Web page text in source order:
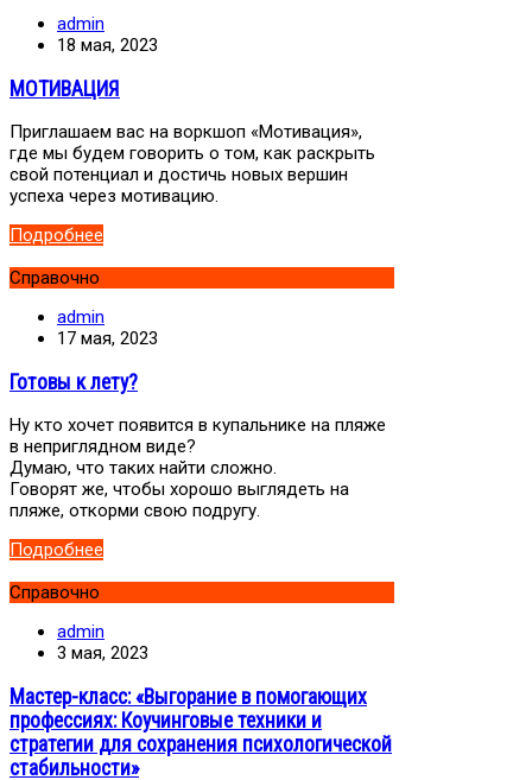
admin
18 мая, 2023
МОТИВАЦИЯ
Приглашаем вас на воркшоп «Мотивация»,
где мы будем говорить о том, как раскрыть
свой потенциал и достичь новых вершин
успеха через мотивацию.
Подробнее
Справочно
admin
17 мая, 2023
Готовы к лету?
Ну кто хочет появится в купальнике на пляже
в неприглядном виде?
Думаю, что таких найти сложно.
Говорят же, чтобы хорошо выглядеть на
пляже, откорми свою подругу.
Подробнее
Справочно
admin
3 мая, 2023
Мастер-класс: «Выгорание в помогающих
профессиях: Коучинговые техники и
стратегии для сохранения психологической
стабильности»